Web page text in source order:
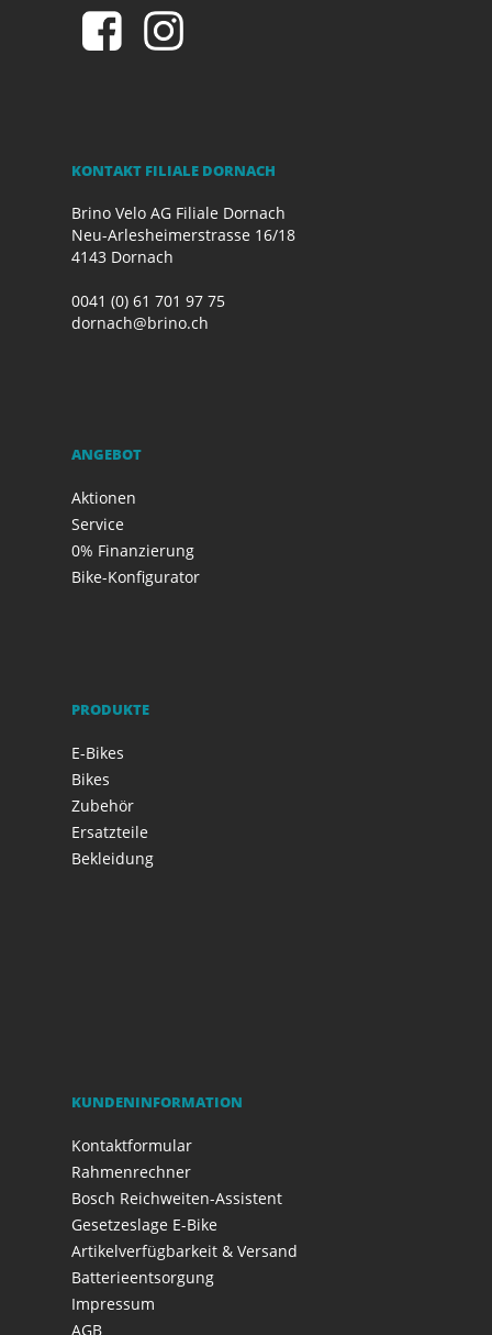
KONTAKT FILIALE DORNACH
Brino Velo AG Filiale Dornach
Neu-Arlesheimerstrasse 16/18
4143 Dornach
0041 (0) 61 701 97 75
dornach@brino.ch
ANGEBOT
Aktionen
Service
0% Finanzierung
Bike-Konfigurator
PRODUKTE
E-Bikes
Bikes
Zubehör
Ersatzteile
Bekleidung
KUNDENINFORMATION
Kontaktformular
Rahmenrechner
Bosch Reichweiten-Assistent
Gesetzeslage E-Bike
Artikelverfügbarkeit & Versand
Batterieentsorgung
Impressum
AGB